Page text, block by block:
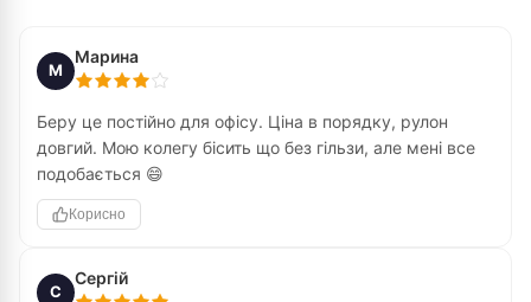
М
Марина
Беру це постійно для офісу. Ціна в порядку, рулон
довгий. Мою колегу бісить що без гільзи, але мені все
подобається 😄
Корисно
С
Сергій